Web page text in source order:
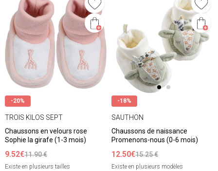
-20%
TROIS KILOS SEPT
Chaussons en velours rose
Sophie la girafe (1-3 mois)
9.52€11.90 €
Existe en plusieurs tailles
-18%
SAUTHON
Chaussons de naissance
Promenons-nous (0-6 mois)
12.50€15.25 €
Existe en plusieurs modèles